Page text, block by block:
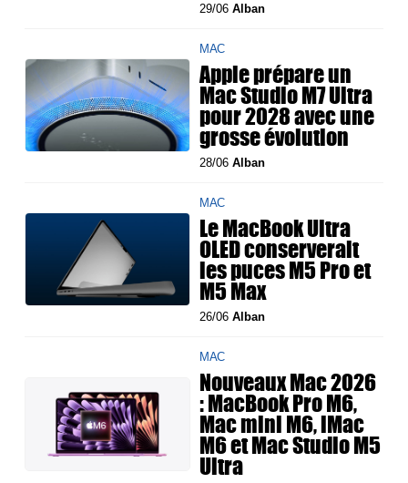
29/06Alban
MAC
Apple prépare un
Mac Studio M7 Ultra
pour 2028 avec une
grosse évolution
28/06Alban
MAC
Le MacBook Ultra
OLED conserverait
les puces M5 Pro et
M5 Max
26/06Alban
MAC
Nouveaux Mac 2026
: MacBook Pro M6,
Mac mini M6, iMac
M6 et Mac Studio M5
Ultra